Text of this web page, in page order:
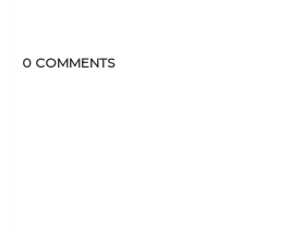
0 COMMENTS